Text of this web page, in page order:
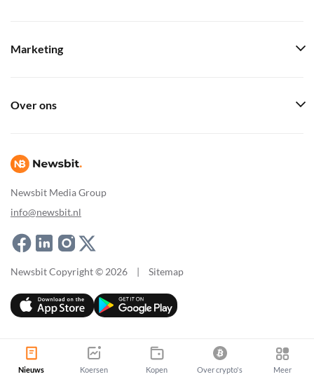
Newsbit Media Group
info@newsbit.nl
Marketing
Over ons
Newsbit Copyright © 2026 | Sitemap
Nieuws Koersen Kopen Over crypto's Meer